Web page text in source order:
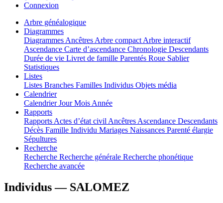
Connexion
Arbre généalogique
Diagrammes
Diagrammes Ancêtres Arbre compact Arbre interactif
Ascendance Carte d’ascendance Chronologie Descendants
Durée de vie Livret de famille Parentés Roue Sablier
Statistiques
Listes
Listes Branches Familles Individus Objets média
Calendrier
CalendrierJourMois Année
Rapports
Rapports Actes d’état civil Ancêtres Ascendance Descendants
Décès Famille Individu Mariages Naissances Parenté élargie
Sépultures
Recherche
Recherche Recherche générale Recherche phonétique
Recherche avancée
Individus — SALOMEZ